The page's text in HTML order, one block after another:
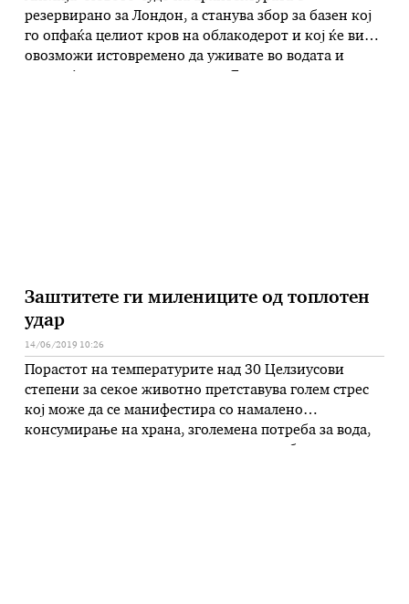
резервирано за Лондон, а станува збор за базен кој
го опфаќа целиот кров на облакодерот и кој ќе ви
овозможи истовремено да уживате во водата и
Заштитете ги милениците од топлотен
удар
14/06/2019 10:26
Порастот на температурите над 30 Целзиусови
степени за секое животно претставува голем стрес
кој може да се манифестира со намалено
консумирање на храна, зголемена потреба за вода,